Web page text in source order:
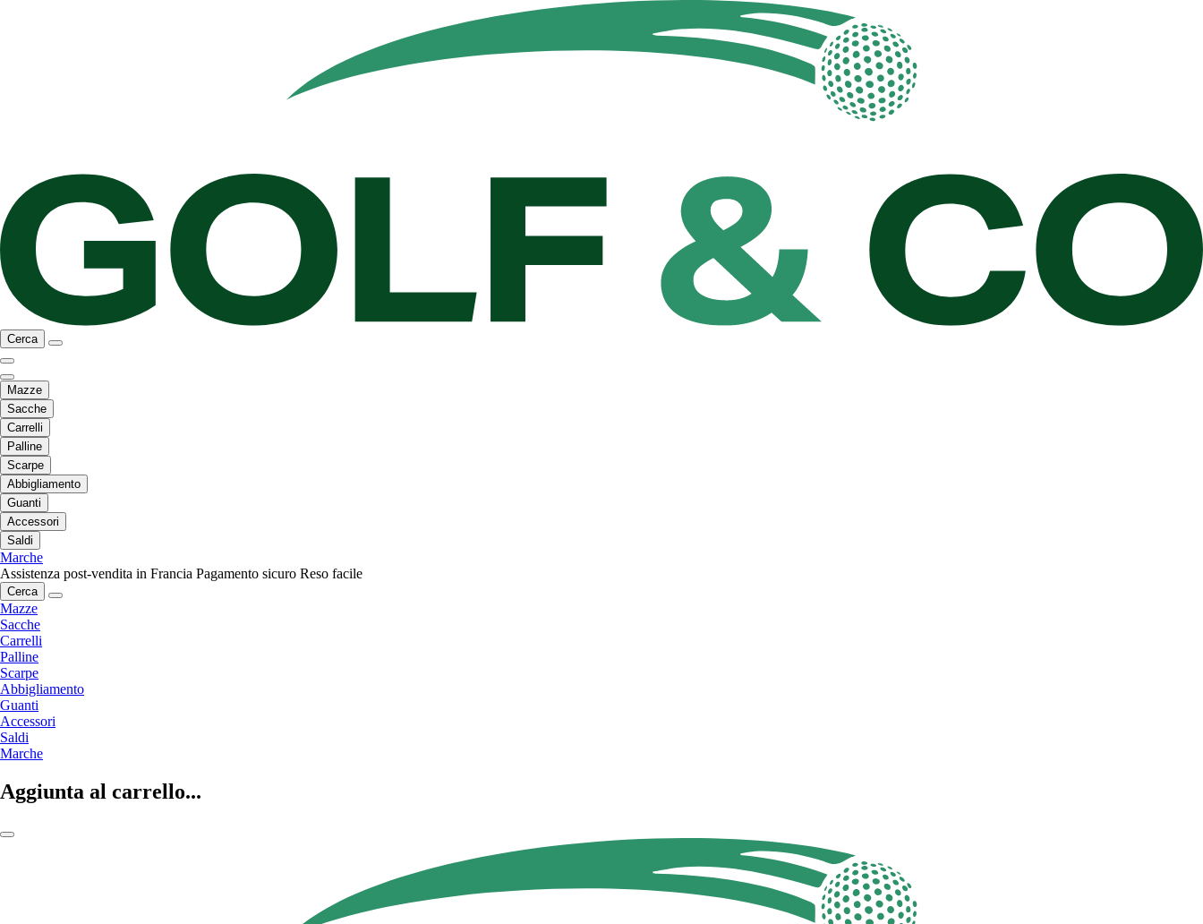
Cerca
Mazze
Sacche
Carrelli
Palline
Scarpe
Abbigliamento
Guanti
Accessori
Saldi
Marche
Assistenza post-vendita in Francia Pagamento sicuro Reso facile
Cerca
Mazze
Sacche
Carrelli
Palline
Scarpe
Abbigliamento
Guanti
Accessori
Saldi
Marche
Aggiunta al carrello...